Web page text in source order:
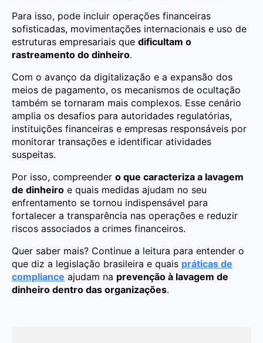
Para isso, pode incluir operações financeiras
sofisticadas, movimentações internacionais e uso de
estruturas empresariais que dificultam o
rastreamento do dinheiro.
Com o avanço da digitalização e a expansão dos
meios de pagamento, os mecanismos de ocultação
também se tornaram mais complexos. Esse cenário
amplia os desafios para autoridades regulatórias,
instituições financeiras e empresas responsáveis por
monitorar transações e identificar atividades
suspeitas.
Por isso, compreender o que caracteriza a lavagem
de dinheiro e quais medidas ajudam no seu
enfrentamento se tornou indispensável para
fortalecer a transparência nas operações e reduzir
riscos associados a crimes financeiros.
Quer saber mais? Continue a leitura para entender o
que diz a legislação brasileira e quais práticas de
compliance ajudam na prevenção à lavagem de
dinheiro dentro das organizações.